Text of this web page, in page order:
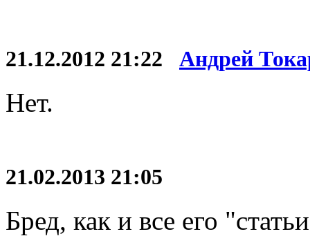
21.12.2012 21:22 Андрей
Нет.
21.02.2013 21:05
Бред, как и все его